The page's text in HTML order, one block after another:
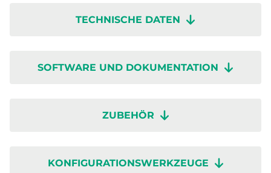
Mit einer bedarfsgerechten Regelung können Sie
Energieverbrauch minimieren. Der Raumregler
Programmierkenntnisse. Dank dem abnehmbaren
abnehmbar, um die Messungen bei der Wartung
TECHNISCHE DATEN
SOFTWARE UND DOKUMENTATION
ZUBEHÖR
KONFIGURATIONSWERKZEUGE